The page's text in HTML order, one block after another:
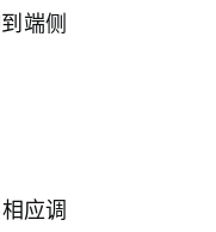
端侧
应调